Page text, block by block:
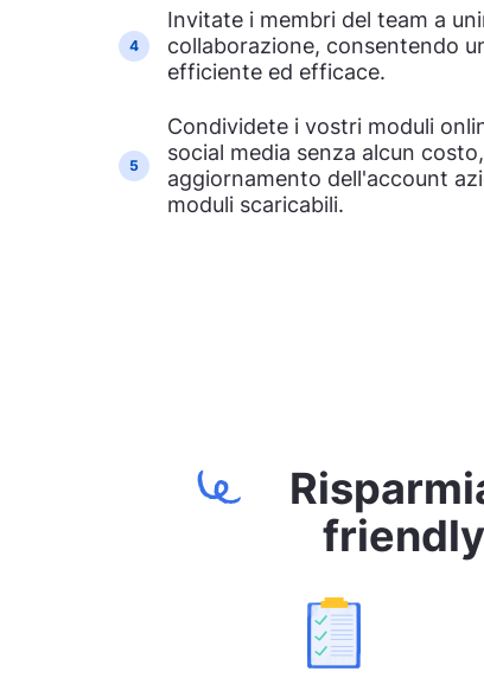
4
Invitate i membri del team a
collaborazione, consentendo
efficiente ed efficace.
5
Condividete i vostri moduli
social media senza alcun
aggiornamento dell'account
moduli scaricabili.